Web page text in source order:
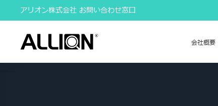
to
content
アリオン株式会社 お問い合わせ窓口
会社概要